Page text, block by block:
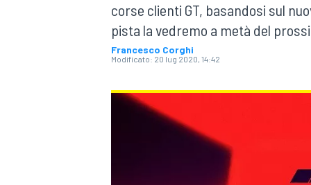
corse clienti GT, basandosi sul
pista la vedremo a metà del
Francesco Corghi
Modificato: 20 lug 2020, 14:42